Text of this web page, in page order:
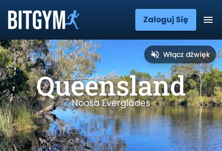
Zaloguj Się
Włącz dźwięk
Queensland
Noosa Everglades